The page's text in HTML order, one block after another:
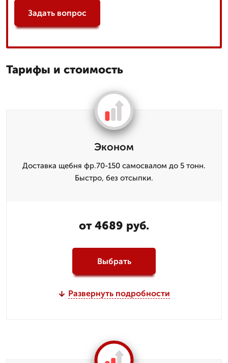
Задать вопрос
Тарифы и стоимость
Эконом
Доставка щебня фр.70-150 самосвалом до 5 тонн.
Быстро, без отсыпки.
от 4689 руб.
Выбрать
Развернуть подробности